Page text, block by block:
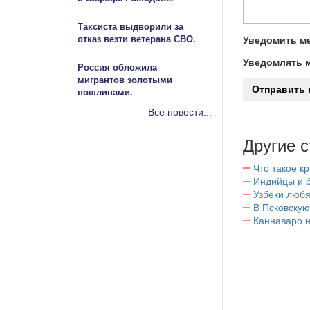
Уведомить
Уведомлять
Другие
Что такое
Индийцы и
Узбеки
В
Каннаваро
Таксиста выдворили за
отказ везти ветерана СВО.
Россия обложила
мигрантов золотыми
пошлинами.
Все новости...